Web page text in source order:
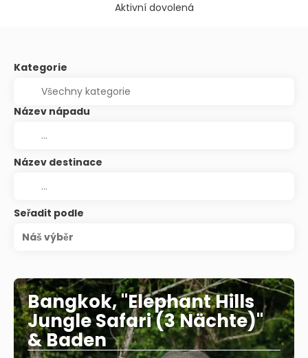
Aktivní dovolená
Kategorie
Název nápadu
Název destinace
Seřadit podle
Náš výběr
Bangkok, "Elephant Hills
Jungle Safari (3 Nächte)"
& Baden